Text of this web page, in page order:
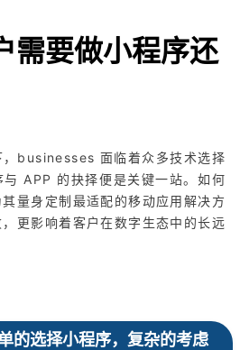
需要做小程序还
，businesses 面临着众多技术选择
APP 的抉择便是关键一站。如何
量身定制最适配的移动应用解决方
更影响着客户在数字生态中的长远
的选择小程序，复杂的考虑